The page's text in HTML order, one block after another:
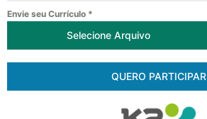
Envie seu Currículo *
Selecione Arquivo
QUERO PARTICIPAR